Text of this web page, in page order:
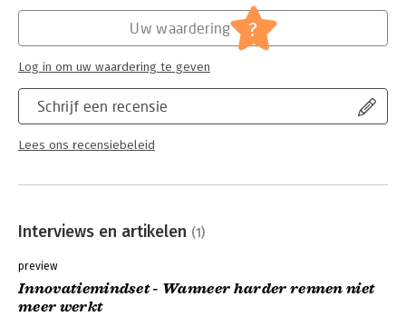
Schrijf een recensie
Lees ons recensiebeleid
Uw waardering ?
Log in om uw waardering te geven
Interviews en artikelen (1)
preview
Innovatiemindset - Wanneer harder rennen niet
meer werkt